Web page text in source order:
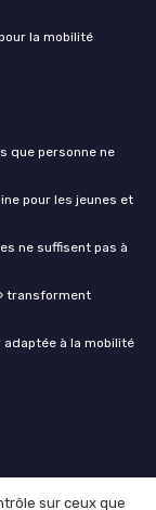
la mobilité
que personne ne
pour les jeunes et
ne suffisent pas à
transforment
à la mobilité
sur ceux que